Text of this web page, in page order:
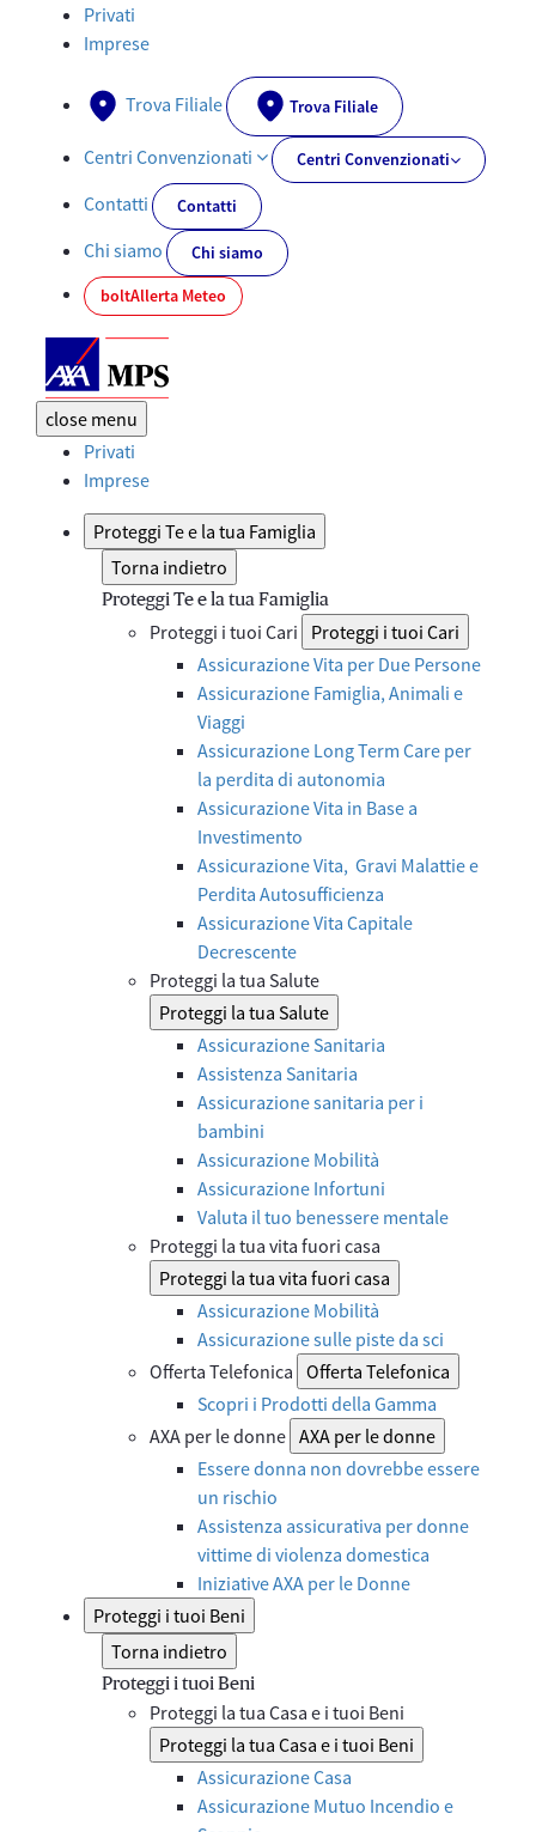
Documenti PRIIPs - AXA-MPS.IT
Privati
Imprese
Trova Filiale Trova Filiale
Centri Convenzionati Centri Convenzionati
Contatti Contatti
Chi siamo
Chi siamo
boltAllerta Meteo
close menu
Privati
Imprese
Proteggi Te e la tua Famiglia
Torna indietro
Proteggi Te e la tua Famiglia
Proteggi i tuoi Cari
Proteggi i tuoi Cari
Assicurazione Vita per Due Persone
Assicurazione Famiglia, Animali e
Viaggi
Assicurazione Long Term Care per
la perdita di autonomia
Assicurazione Vita in Base a
Investimento
Assicurazione Vita, Gravi Malattie e
Perdita Autosufficienza
Assicurazione Vita Capitale
Decrescente
Proteggi la tua Salute
Proteggi la tua Salute
Assicurazione Sanitaria
Assistenza Sanitaria
Assicurazione sanitaria per i
bambini
Assicurazione Mobilità
Assicurazione Infortuni
Valuta il tuo benessere mentale
Proteggi la tua vita fuori casa
Proteggi la tua vita fuori casa
Assicurazione Mobilità
Assicurazione sulle piste da sci
Offerta Telefonica Offerta Telefonica
Scopri i Prodotti della Gamma
AXA per le donne AXA per le donne
Essere donna non dovrebbe essere
un rischio
Assistenza assicurativa per donne
vittime di violenza domestica
Iniziative AXA per le Donne
Proteggi i tuoi Beni
Torna indietro
Proteggi i tuoi Beni
Proteggi la tua Casa e i tuoi Beni
Proteggi la tua Casa e i tuoi Beni
Assicurazione Casa
Assicurazione Mutuo Incendio e